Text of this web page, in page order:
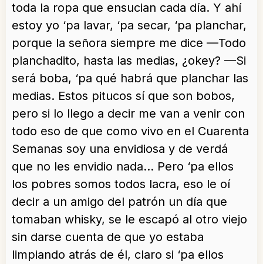
toda la ropa que ensucian cada día. Y ahí
estoy yo ‘pa lavar, ‘pa secar, ‘pa planchar,
porque la señora siempre me dice —Todo
planchadito, hasta las medias, ¿okey? —Si
será boba, ‘pa qué habrá que planchar las
medias. Estos pitucos sí que son bobos,
pero si lo llego a decir me van a venir con
todo eso de que como vivo en el Cuarenta
Semanas soy una envidiosa y de verdá
que no les envidio nada… Pero ‘pa ellos
los pobres somos todos lacra, eso le oí
decir a un amigo del patrón un día que
tomaban whisky, se le escapó al otro viejo
sin darse cuenta de que yo estaba
limpiando atrás de él, claro si ‘pa ellos